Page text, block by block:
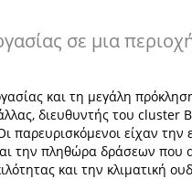
σε μια
και τη μεγάλη
διευθυντής του cluster
παρευρισκόμενοι είχαν
την πληθώρα δράσεων που
και την κλιματική